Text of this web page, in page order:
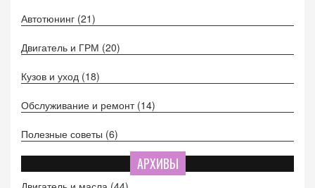
Автотюнинг (21)
Двигатель и ГРМ (20)
Кузов и уход (18)
Обслуживание и ремонт (14)
Полезные советы (6)
АРХИВЫ